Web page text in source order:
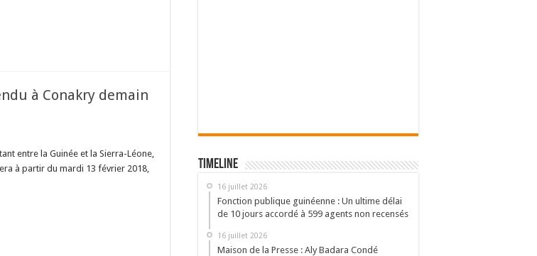
à Conakry demain
entre la Guinée et la Sierra-Léone,
à partir du mardi 13 février 2018,
Timeline
16 juillet 2026
Fonction publique guinéenne : Un ultime délai
de 10 jours accordé à 599 agents non recensés
16 juillet 2026
Maison de la Presse : Aly Badara Condé